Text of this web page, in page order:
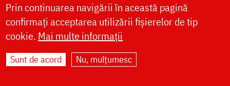
Apostolul zilei
Fraților, lauda noastră aceasta este: mărturia conștiinței noastre că
am umblat în lume, și mai ales la voi, în sfințenie și în curăție
dumnezeiască, nu în înțelepciune...
Prin continuarea navigării în această pagină
confirmați acceptarea utilizării fișierelor de tip
cookie. Mai multe informații
Sunt de acord Nu, mulțumesc